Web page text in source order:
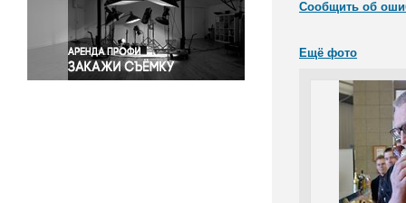
Экология
Экономика и бизнес
Сообщить об
Ещё фото